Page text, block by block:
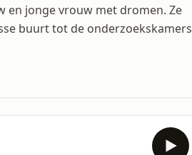
en jonge vrouw met dromen. Ze
buurt tot de onderzoekskamers